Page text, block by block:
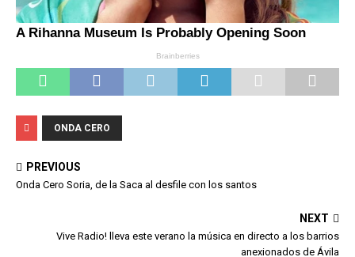
ONDA CERO
PREVIOUS
Onda Cero Soria, de la Saca al desfile con los santos
NEXT
Vive Radio! lleva este verano la música en directo a los barrios
anexionados de Ávila